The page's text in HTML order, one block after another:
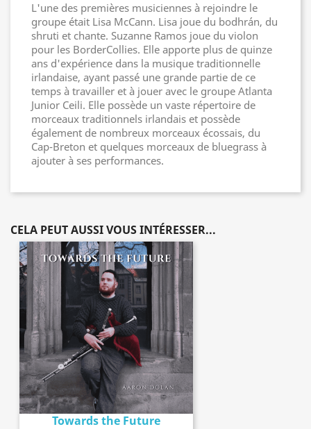
L'une des premières musiciennes à rejoindre le
groupe était Lisa McCann. Lisa joue du bodhrán, du
shruti et chante. Suzanne Ramos joue du violon
pour les BorderCollies. Elle apporte plus de quinze
ans d'expérience dans la musique traditionnelle
irlandaise, ayant passé une grande partie de ce
temps à travailler et à jouer avec le groupe Atlanta
Junior Ceili. Elle possède un vaste répertoire de
morceaux traditionnels irlandais et possède
également de nombreux morceaux écossais, du
Cap-Breton et quelques morceaux de bluegrass à
ajouter à ses performances.
CELA PEUT AUSSI VOUS INTÉRESSER...
Towards the Future